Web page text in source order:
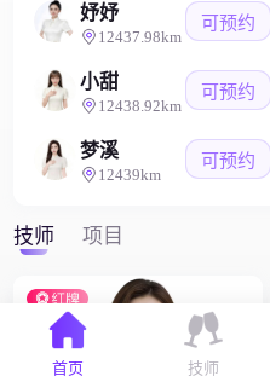
妤妤
12437.98km
可预约
小甜
12438.92km
可预约
梦溪
12439km
可预约
技师 项目
单量多
首页 技师